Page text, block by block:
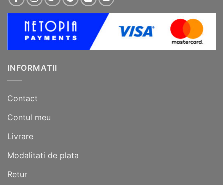
INFORMATII
Contact
Contul meu
Livrare
Modalitati de plata
Retur